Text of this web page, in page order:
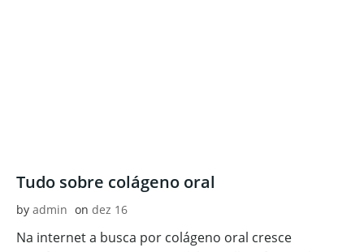
Tudo sobre colágeno oral
by admin on dez 16
Na internet a busca por colágeno oral cresce